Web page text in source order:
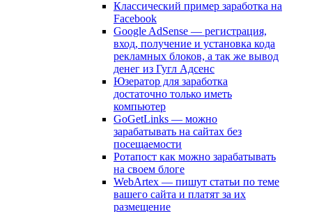
Классический пример заработка на
Facebook
Google AdSense — регистрация,
вход, получение и установка кода
рекламных блоков, а так же вывод
денег из Гугл Адсенс
Юзератор для заработка
достаточно только иметь
компьютер
GoGetLinks — можно
зарабатывать на сайтах без
посещаемости
Ротапост как можно зарабатывать
на своем блоге
WebArtex — пишут статьи по теме
вашего сайта и платят за их
размещение